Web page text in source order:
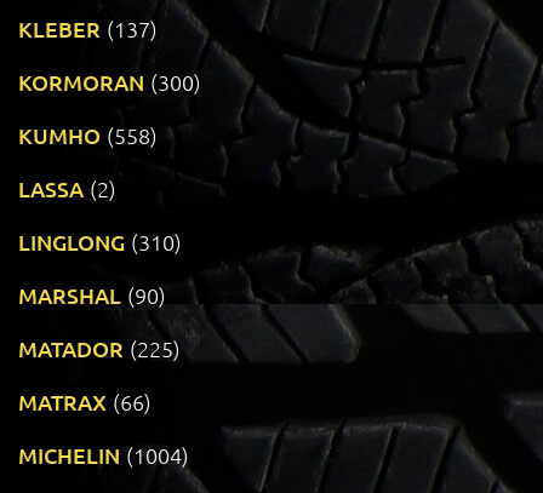
KLEBER (137)
KORMORAN (300)
KUMHO (558)
LASSA (2)
LINGLONG (310)
MARSHAL (90)
MATADOR (225)
MATRAX (66)
MICHELIN (1004)